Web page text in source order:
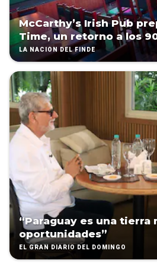
McCarthy’s Irish Pub
Time, un retorno a los
LA NACIÓN DEL FINDE
“Paraguay es una tierra
oportunidades”
EL GRAN DIARIO DEL DOMINGO